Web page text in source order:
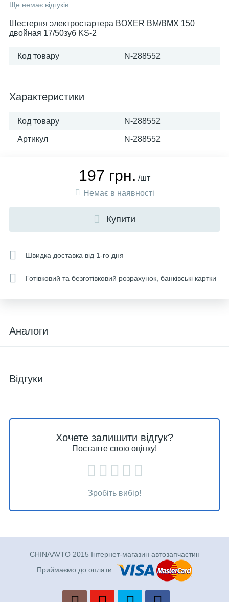
Ще немає відгуків
Шестерня электростартера BOXER BM/ВМX 150
двойная 17/50зуб KS-2
Код товару N-288552
Характеристики
Код товару N-288552
Артикул N-288552
197 грн. /шт
Немає в наявності
Купити
Швидка доставка від 1-го дня
Готівковий та безготівковий розрахунок, банківські картки
Аналоги
Відгуки
Хочете залишити відгук?
Поставте свою оцінку!
Зробіть вибір!
CHINAAVTO 2015 Інтернет-магазин автозапчастин
Приймаємо до оплати: